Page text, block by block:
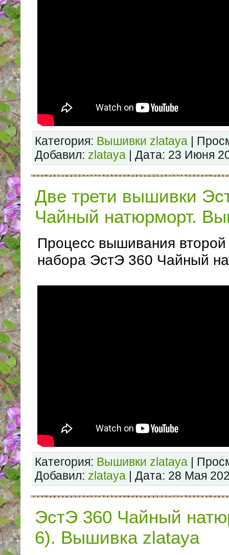
Категория: Вышивки zlataya |
Добавил: zlataya | Дата: 23 Июня
Две трети вышивки
Чайный натюрморт.
Процесс вышивания
набора ЭстЭ 360 Чайный
Категория: Вышивки zlataya |
Добавил: zlataya | Дата: 28 Мая
ЭстЭ 360 Чайный
6). Вышивка zlataya